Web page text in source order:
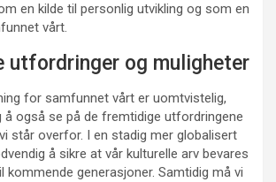
en kilde til personlig utvikling og som en
vårt.
utfordringer og muligheter
for samfunnet vårt er uomtvistelig,
å også se på de fremtidige utfordringene
står overfor. I en stadig mer globalisert
å sikre at vår kulturelle arv bevares
kommende generasjoner. Samtidig må vi